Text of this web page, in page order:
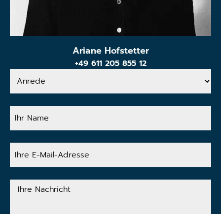
Ariane Hofstetter
+49 611 205 855 12
Anrede
Ihr
Name
Ihre
E-
Adresse
Ihre
Nachricht